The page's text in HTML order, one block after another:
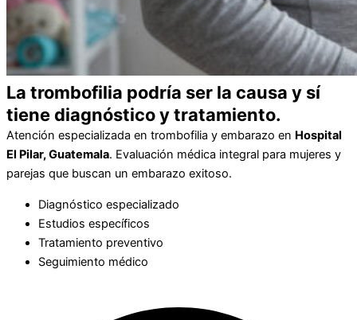
La trombofilia podría ser la causa y sí
tiene diagnóstico y tratamiento.
Atención especializada en trombofilia y embarazo en Hospital
El Pilar, Guatemala. Evaluación médica integral para mujeres y
parejas que buscan un embarazo exitoso.
Diagnóstico especializado
Estudios específicos
Tratamiento preventivo
Seguimiento médico